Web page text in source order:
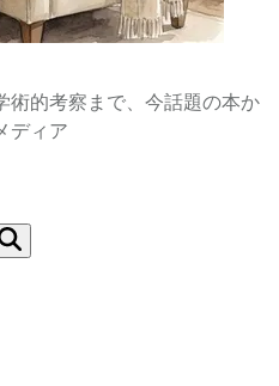
術的考察まで、今話題の本か
ディア